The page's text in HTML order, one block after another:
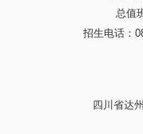
总值
招生电话：
四川省达